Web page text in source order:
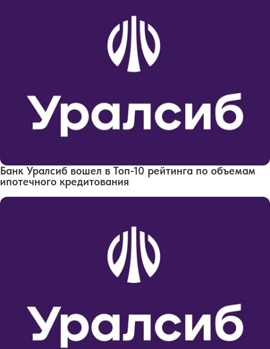
Банк Уралсиб вошел в Топ-10 рейтинга по объемам
ипотечного кредитования